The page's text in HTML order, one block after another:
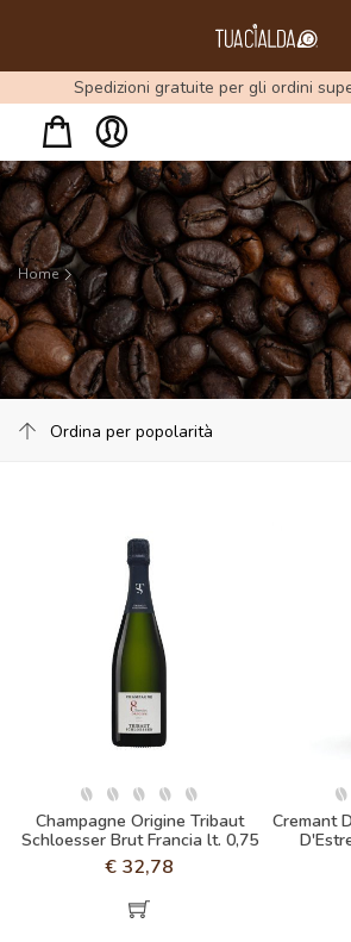
Spedizioni gratuite per gli ordini
Home
Champagne Origine Tribaut
Schloesser Brut Francia lt. 0,75
€ 32,78
Cremant